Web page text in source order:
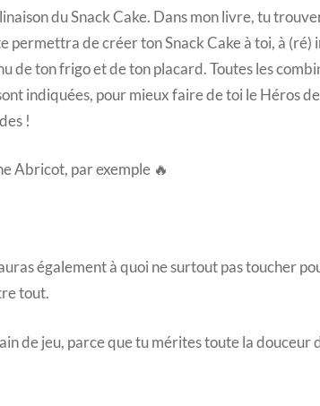
du Snack Cake. Dans mon livre, tu
permettra de créer ton Snack Cake à toi, à
de ton frigo et de ton placard. Toutes les
indiquées, pour mieux faire de toi le Héros
!
Abricot, par exemple 🔥
également à quoi ne surtout pas toucher
tout.
de jeu, parce que tu mérites toute la douceur